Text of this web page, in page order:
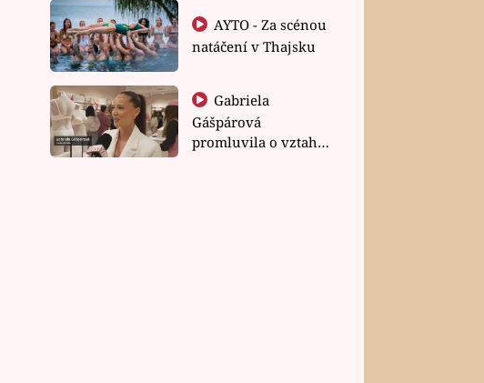
natáčení v Thajsku
Gabriela
Gášpárová
promluvila o vztahu